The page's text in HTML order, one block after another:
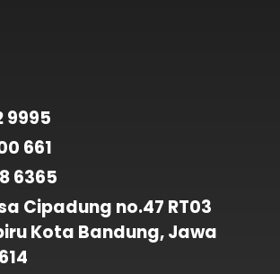
9995
661
6365
Cipadung no.47 RT03
Kota Bandung, Jawa